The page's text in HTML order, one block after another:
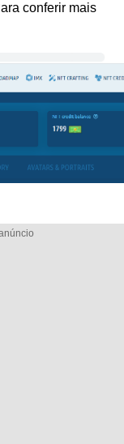
conferir mais